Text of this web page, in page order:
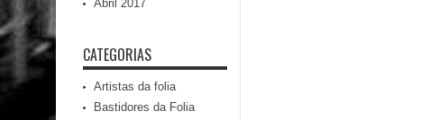
Abril 2017
CATEGORIAS
Artistas da folia
Bastidores da Folia